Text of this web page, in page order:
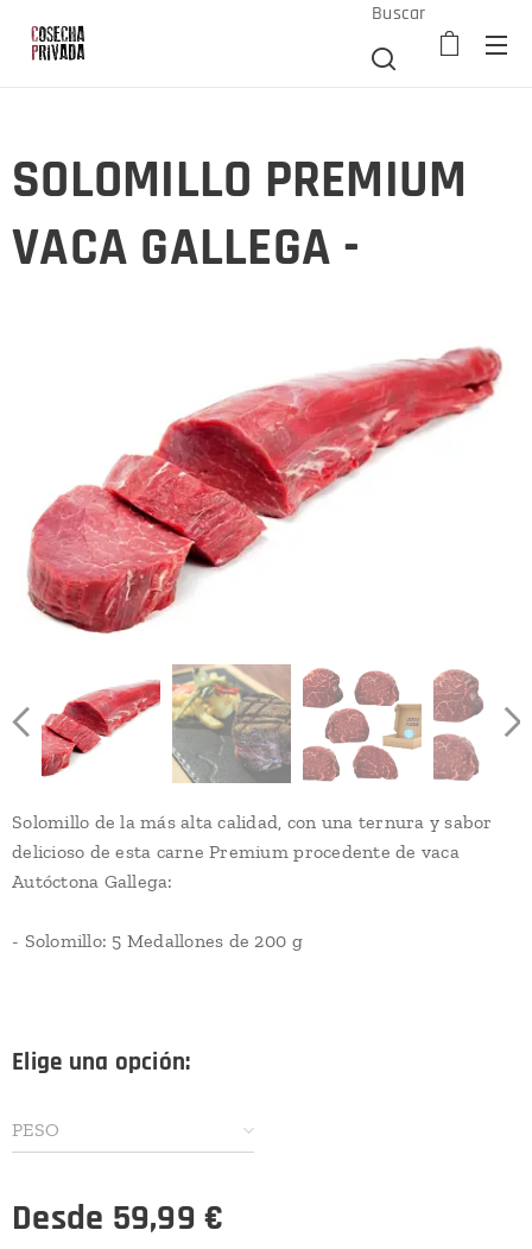
Buscar
SOLOMILLO PREMIUM
VACA GALLEGA -
Solomillo de la más alta calidad, con una ternura y sabor
delicioso de esta carne Premium procedente de vaca
Autóctona Gallega:
- Solomillo: 5 Medallones de 200 g
Elige una opción:
PESO
Desde 59,99 €